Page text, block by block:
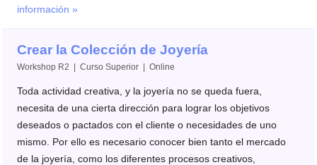
información »
Crear la Colección de Joyería
Workshop R2 | Curso Superior | Online
Toda actividad creativa, y la joyería no se queda fuera,
necesita de una cierta dirección para lograr los objetivos
deseados o pactados con el cliente o necesidades de uno
mismo. Por ello es necesario conocer bien tanto el mercado
de la joyería, como los diferentes procesos creativos,